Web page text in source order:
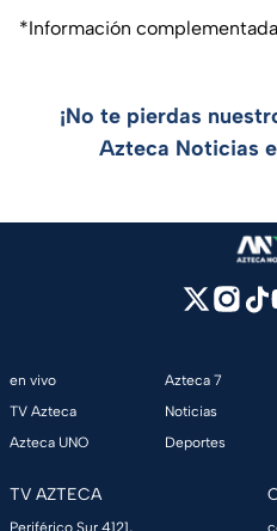
*Información
¡No te pierdas
Azteca Noticias
en vivo
TV Azteca
Azteca UNO
Azteca 7
Noticias
Deportes
TV AZTECA
Periférico Sur 4121,